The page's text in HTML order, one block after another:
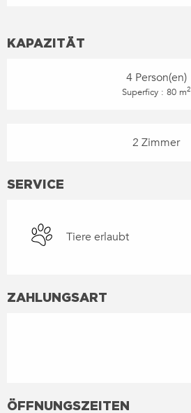
KAPAZITÄT
4 Person(en)
Superficy : 80 m2
2 Zimmer
SERVICE
Tiere erlaubt
ZAHLUNGSART
ÖFFNUNGSZEITEN